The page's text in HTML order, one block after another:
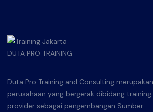
Duta Pro Training and Consulting merupakan
perusahaan yang bergerak dibidang training
provider sebagai pengembangan Sumber